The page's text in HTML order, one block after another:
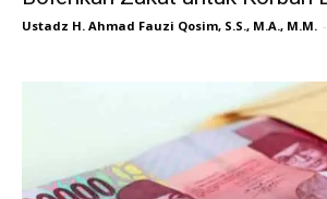
Ustadz H. Ahmad Fauzi Qosim, S.S., M.A., M.M. -